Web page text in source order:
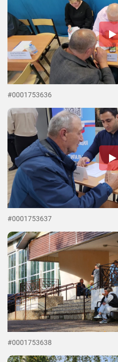
#0001753636
#0001753637
#0001753638